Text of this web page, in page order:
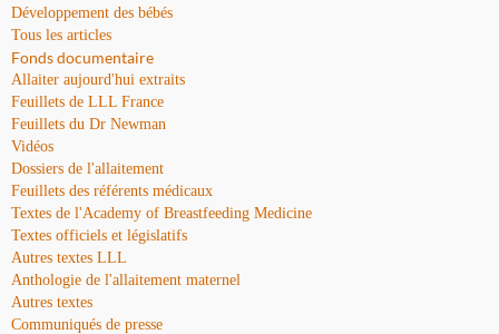
Développement des bébés
Tous les articles
Fonds documentaire
Allaiter aujourd'hui extraits
Feuillets de LLL France
Feuillets du Dr Newman
Vidéos
Dossiers de l'allaitement
Feuillets des référents médicaux
Textes de l'Academy of Breastfeeding Medicine
Textes officiels et législatifs
Autres textes LLL
Anthologie de l'allaitement maternel
Autres textes
Communiqués de presse